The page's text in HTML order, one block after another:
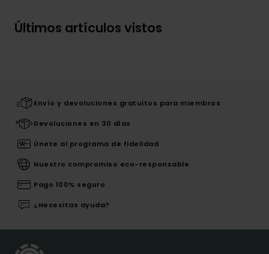
Últimos artículos vistos
Envío y devoluciones gratuitos para miembros
Devoluciones en 30 días
Únete al programa de fidelidad
Nuestro compromiso eco-responsable
Pago 100% seguro
¿Necesitas ayuda?